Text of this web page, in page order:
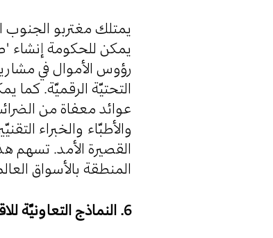
يمتلك مغتربو الجنوب
يمكن للحكومة إنشاء
رؤوس الأموال في
التحتيّة الرقميّة. كما
عوائد معفاة من
والأطبّاء والخبراء
القصيرة الأمد. تسهم
المنطقة بالأسواق
6. النماذج التعاونيّة للاقتصادات المحلِّيَّة